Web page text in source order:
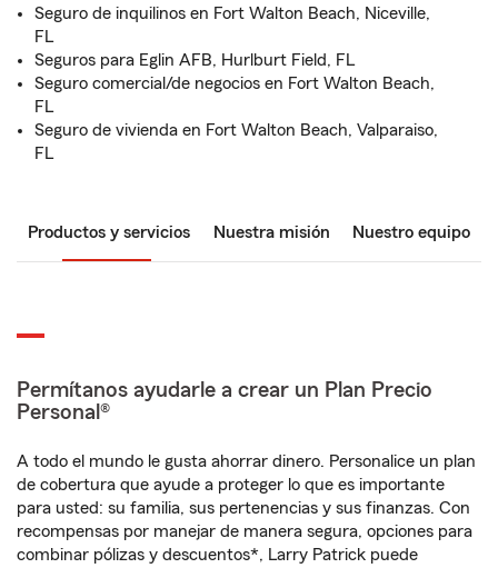
Seguro de inquilinos en Fort Walton Beach, Niceville,
FL
Seguros para Eglin AFB, Hurlburt Field, FL
Seguro comercial/de negocios en Fort Walton Beach,
FL
Seguro de vivienda en Fort Walton Beach, Valparaiso,
FL
Productos y servicios Nuestra misión Nuestro equipo
Permítanos ayudarle a crear un Plan Precio
Personal®
A todo el mundo le gusta ahorrar dinero. Personalice un plan
de cobertura que ayude a proteger lo que es importante
para usted: su familia, sus pertenencias y sus finanzas. Con
recompensas por manejar de manera segura, opciones para
combinar pólizas y descuentos*, Larry Patrick puede